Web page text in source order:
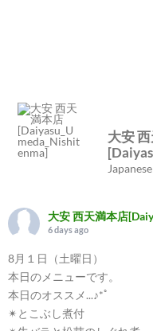
大安
大安 西天満本店
6 days ago
8月１日（土曜日）
本日のメニューです。
本日のオススメ...♪*ﾟ
✴︎とこぶし煮付